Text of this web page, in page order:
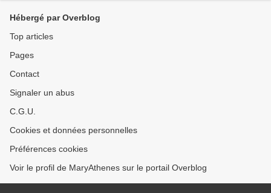
Hébergé par Overblog
Top articles
Pages
Contact
Signaler un abus
C.G.U.
Cookies et données personnelles
Préférences cookies
Voir le profil de MaryAthenes sur le portail Overblog